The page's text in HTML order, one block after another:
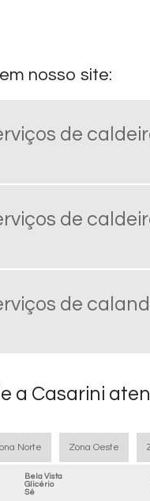
nosso site:
de
de
de
a Casarini
Norte Zona Oeste
Bela Vista
Glicério
Sé